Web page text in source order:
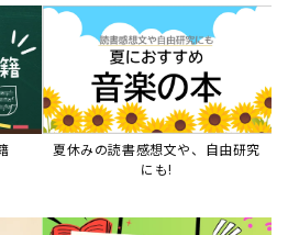
夏休みの読書感想文や、自由研究
にも!